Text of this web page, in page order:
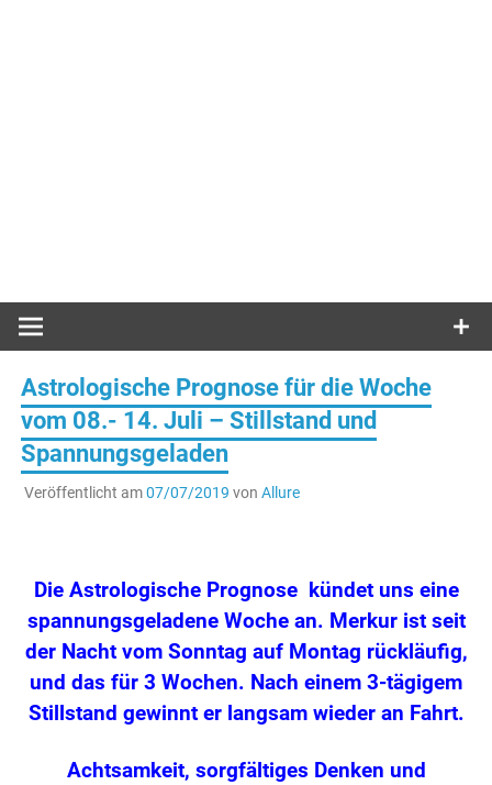
Astrologische Prognose für die Woche
vom 08.- 14. Juli – Stillstand und
Spannungsgeladen
Veröffentlicht am07/07/2019 von Allure
Die Astrologische Prognose kündet uns eine
spannungsgeladene Woche an. Merkur ist seit
der Nacht vom Sonntag auf Montag rückläufig,
und das für 3 Wochen. Nach einem 3-tägigem
Stillstand gewinnt er langsam wieder an Fahrt.
Achtsamkeit, sorgfältiges Denken und